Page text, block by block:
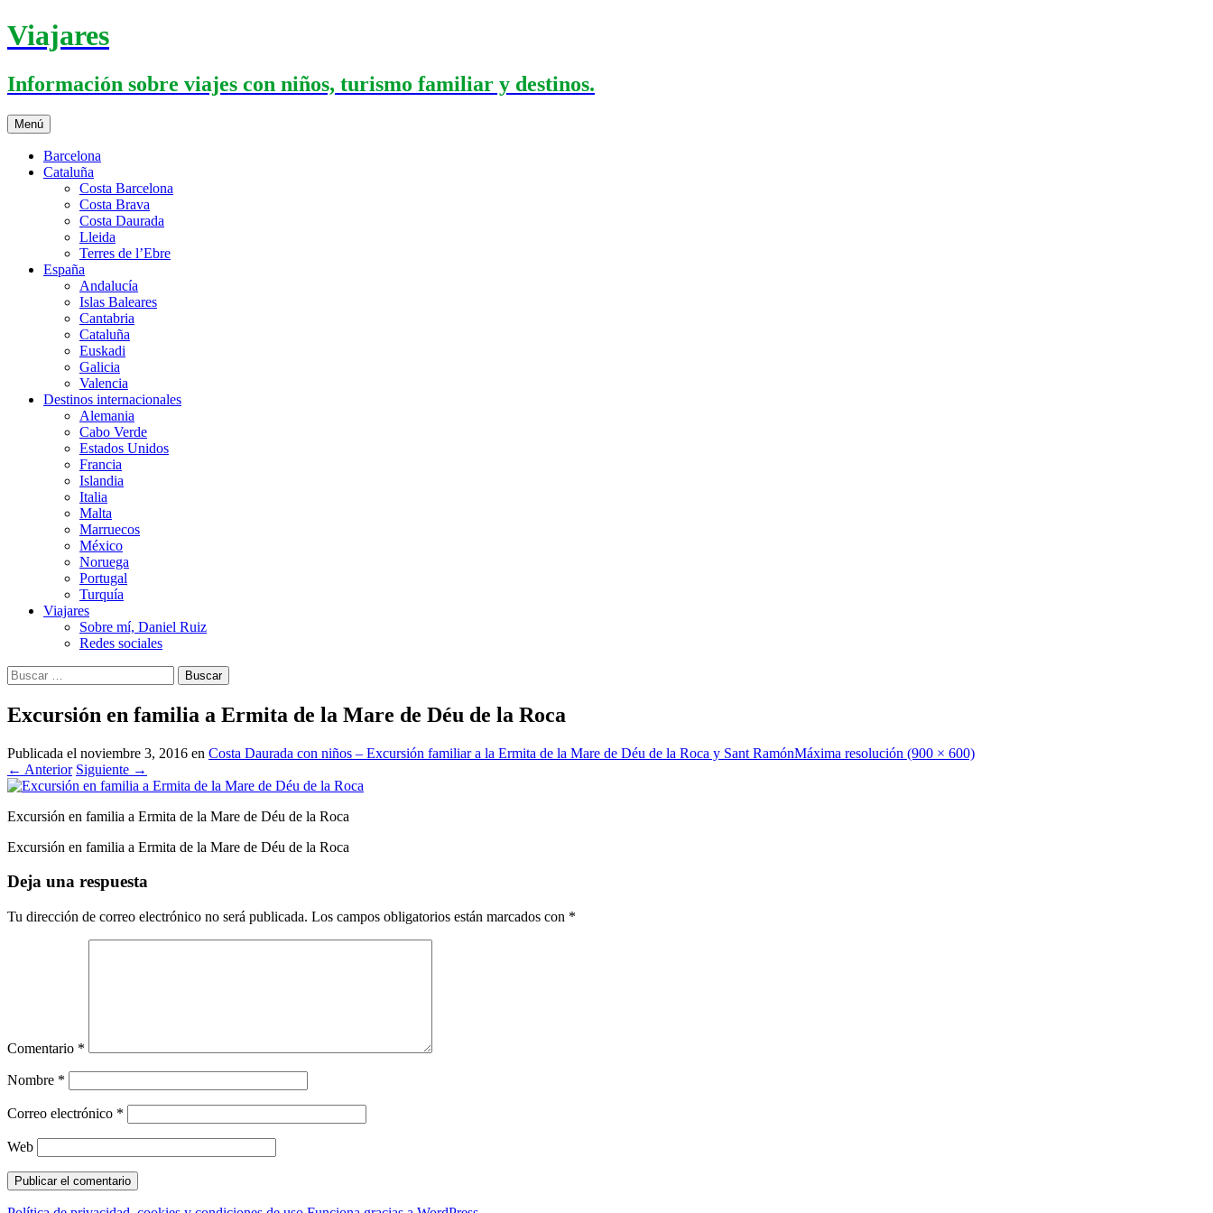
Saltar
al
Viajares
Información sobre viajes con niños, turismo familiar y destinos.
Menú
Barcelona
Cataluña
Costa Barcelona
Costa Brava
Costa Daurada
Lleida
Terres de l’Ebre
España
Andalucía
Islas Baleares
Cantabria
Cataluña
Euskadi
Galicia
Valencia
Destinos internacionales
Alemania
Cabo Verde
Estados Unidos
Francia
Islandia
Italia
Malta
Marruecos
México
Noruega
Portugal
Turquía
Viajares
Sobre mí, Daniel Ruiz
Redes sociales
Buscar:
Excursión en familia a Ermita de la Mare de Déu de la Roca
Publicada el noviembre 3, 2016 en Costa Daurada con niños – Excursión familiar a la Ermita de la Mare de Déu de la Roca y Sant RamónMáxima resolución (900 × 600)
← Anterior Siguiente →
Excursión en familia a Ermita de la Mare de Déu de la Roca
Excursión en familia a Ermita de la Mare de Déu de la Roca
Deja una respuesta
Tu dirección de correo electrónico no será publicada. Los campos obligatorios están marcados con *
Comentario *
Nombre *
Correo electrónico *
Web